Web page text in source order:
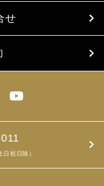
せ
祝日除）